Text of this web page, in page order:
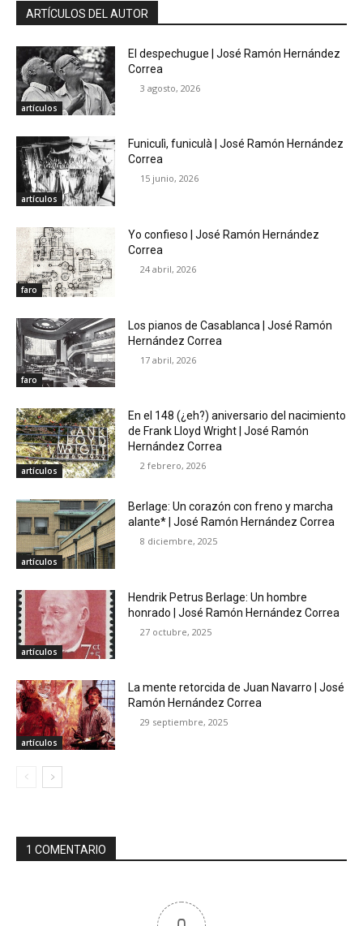
ARTÍCULOS DEL AUTOR
artículos
El despechugue | José Ramón Hernández
Correa
3 agosto, 2026
artículos
Funiculì, funiculà | José Ramón Hernández
Correa
15 junio, 2026
faro
Yo confieso | José Ramón Hernández
Correa
24 abril, 2026
faro
Los pianos de Casablanca | José Ramón
Hernández Correa
17 abril, 2026
artículos
En el 148 (¿eh?) aniversario del nacimiento
de Frank Lloyd Wright | José Ramón
Hernández Correa
2 febrero, 2026
artículos
Berlage: Un corazón con freno y marcha
alante* | José Ramón Hernández Correa
8 diciembre, 2025
artículos
Hendrik Petrus Berlage: Un hombre
honrado | José Ramón Hernández Correa
27 octubre, 2025
artículos
La mente retorcida de Juan Navarro | José
Ramón Hernández Correa
29 septiembre, 2025
1 COMENTARIO